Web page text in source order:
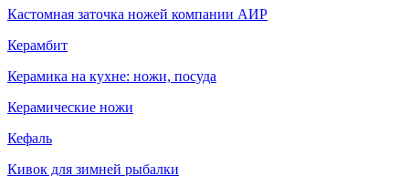
Кастомная заточка ножей компании АИР
Керамбит
Керамика на кухне: ножи, посуда
Керамические ножи
Кефаль
Кивок для зимней рыбалки